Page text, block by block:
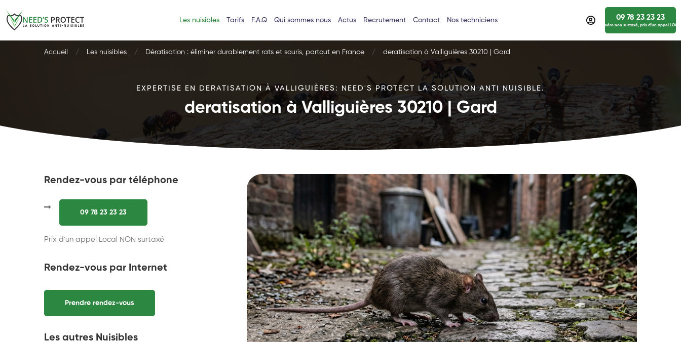
Les nuisibles Tarifs F.A.Q Qui sommes nous Actus Recrutement Contact Nos techniciens 09 78 23 23 23
numéro non surtaxé, prix d’un appel
Accueil Les nuisibles Dératisation : éliminer durablement rats et souris, partout en France deratisation à Valliguières 30210 | Gard
EXPERTISE EN DERATISATION À VALLIGUIÈRES: NEED'S PROTECT LA SOLUTION ANTI NUISIBLE.
deratisation à Valliguières 30210 | Gard
Rendez-vous par téléphone
09 78 23 23 23
Prix d'un appel Local NON surtaxé
Rendez-vous par Internet
Prendre rendez-vous
Les autres Nuisibles